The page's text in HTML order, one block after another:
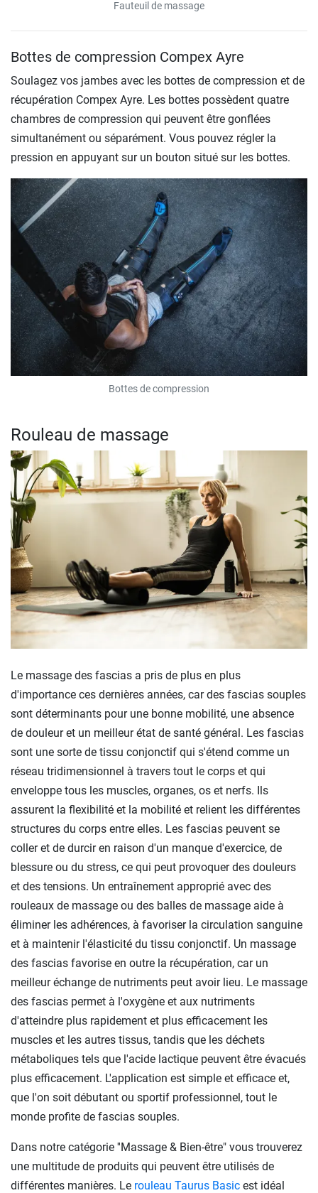
Fauteuil de massage
Bottes de compression Compex Ayre
Soulagez vos jambes avec les bottes de compression et de
récupération Compex Ayre. Les bottes possèdent quatre
chambres de compression qui peuvent être gonflées
simultanément ou séparément. Vous pouvez régler la
pression en appuyant sur un bouton situé sur les bottes.
Bottes de compression
Rouleau de massage
Le massage des fascias a pris de plus en plus
d'importance ces dernières années, car des fascias souples
sont déterminants pour une bonne mobilité, une absence
de douleur et un meilleur état de santé général. Les fascias
sont une sorte de tissu conjonctif qui s'étend comme un
réseau tridimensionnel à travers tout le corps et qui
enveloppe tous les muscles, organes, os et nerfs. Ils
assurent la flexibilité et la mobilité et relient les différentes
structures du corps entre elles. Les fascias peuvent se
coller et de durcir en raison d'un manque d'exercice, de
blessure ou du stress, ce qui peut provoquer des douleurs
et des tensions. Un entraînement approprié avec des
rouleaux de massage ou des balles de massage aide à
éliminer les adhérences, à favoriser la circulation sanguine
et à maintenir l'élasticité du tissu conjonctif. Un massage
des fascias favorise en outre la récupération, car un
meilleur échange de nutriments peut avoir lieu. Le massage
des fascias permet à l'oxygène et aux nutriments
d'atteindre plus rapidement et plus efficacement les
muscles et les autres tissus, tandis que les déchets
métaboliques tels que l'acide lactique peuvent être évacués
plus efficacement. L'application est simple et efficace et,
que l'on soit débutant ou sportif professionnel, tout le
monde profite de fascias souples.
Dans notre catégorie ''Massage & Bien-être" vous trouverez
une multitude de produits qui peuvent être utilisés de
différentes manières. Le rouleau Taurus Basic est idéal